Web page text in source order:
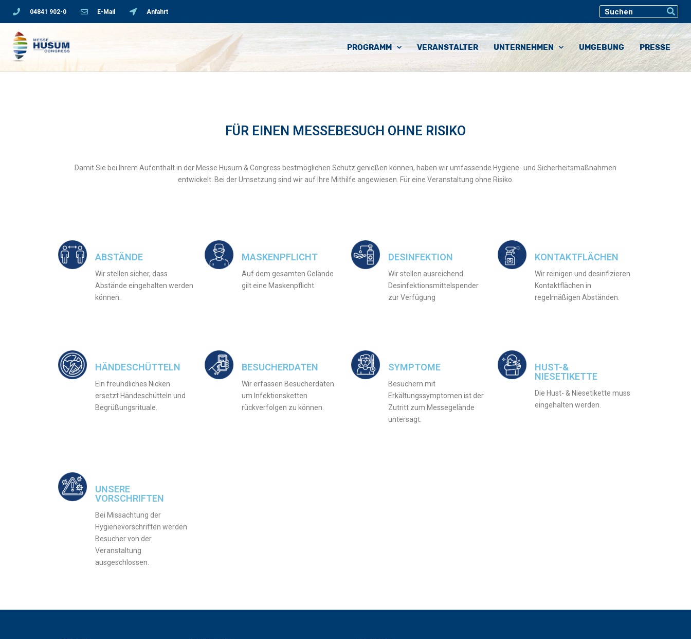
04841 902-0 E-Mail Anfahrt
PROGRAMM VERANSTALTER UNTERNEHMEN UMGEBUNG PRESSE
FÜR EINEN MESSEBESUCH OHNE RISIKO
Damit Sie bei Ihrem Aufenthalt in der Messe Husum & Congress bestmöglichen Schutz genießen können, haben wir umfassende Hygiene- und Sicherheitsmaßnahmen
entwickelt. Bei der Umsetzung sind wir auf Ihre Mithilfe angewiesen. Für eine Veranstaltung ohne Risiko.
ABSTÄNDE
Wir stellen sicher, dass
Abstände eingehalten werden
können.
MASKENPFLICHT
Auf dem gesamten Gelände
gilt eine Maskenpflicht.
DESINFEKTION
Wir stellen ausreichend
Desinfektionsmittelspender
zur Verfügung
KONTAKTFLÄCHEN
Wir reinigen und desinfizieren
Kontaktflächen in
regelmäßigen Abständen.
HÄNDESCHÜTTELN
Ein freundliches Nicken
ersetzt Händeschütteln und
Begrüßungsrituale.
BESUCHERDATEN
Wir erfassen Besucherdaten
um Infektionsketten
rückverfolgen zu können.
SYMPTOME
Besuchern mit
Erkältungssymptomen ist der
Zutritt zum Messegelände
untersagt.
HUST-&
NIESETIKETTE
Die Hust- & Niesetikette muss
eingehalten werden.
UNSERE
VORSCHRIFTEN
Bei Missachtung der
Hygienevorschriften werden
Besucher von der
Veranstaltung
ausgeschlossen.